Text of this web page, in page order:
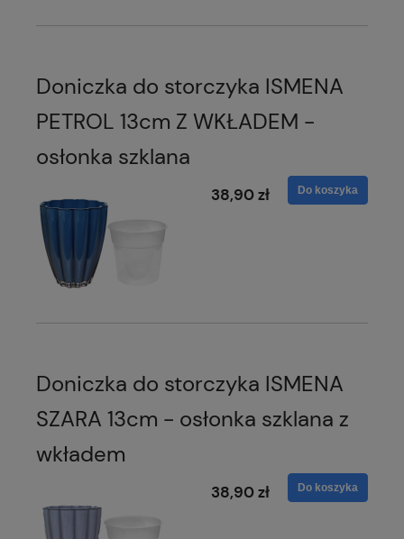
Doniczka do storczyka ISMENA
PETROL 13cm Z WKŁADEM -
osłonka szklana
38,90 zł Do koszyka
Doniczka do storczyka ISMENA
SZARA 13cm - osłonka szklana z
wkładem
38,90 zł Do koszyka